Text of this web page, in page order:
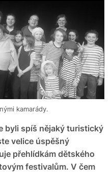
kamarády.
byli spíš nějaký turistický
velice úspěšný
přehlídkám dětského
festivalům. V čem